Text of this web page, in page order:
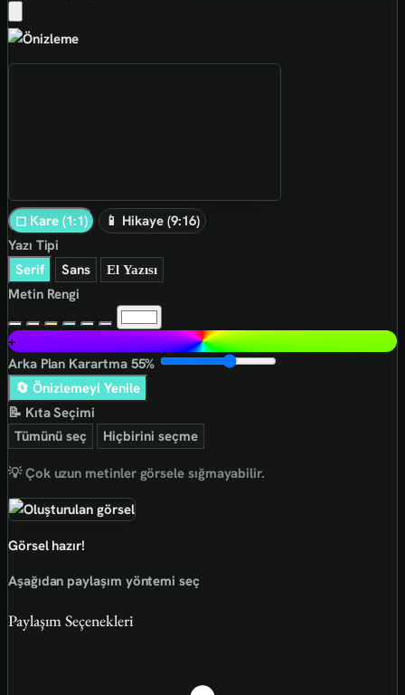
◻ Kare (1:1)
📱 Hikaye (9:16)
Yazı Tipi
Serif
Sans El Yazısı
Metin Rengi
+
Arka Plan Karartma 55%
🔄 Önizlemeyi Yenile
📝 Kıta Seçimi
Tümünü seç
Hiçbirini seçme
💡 Çok uzun metinler görsele sığmayabilir.
Görsel hazır!
Aşağıdan paylaşım yöntemi seç
Paylaşım Seçenekleri